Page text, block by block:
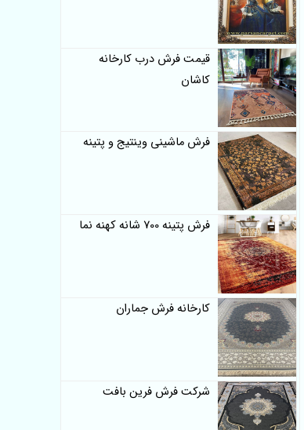
قیمت فرش درب کارخانه
کاشان
فرش ماشینی وینتیج و پتینه
فرش پتینه 700 شانه کهنه نما
کارخانه فرش جماران
شرکت فرش فرین بافت